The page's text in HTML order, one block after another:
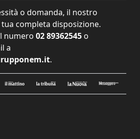
o domanda, il nostro
completa disposizione.
numero 02 89362545 o
a
.